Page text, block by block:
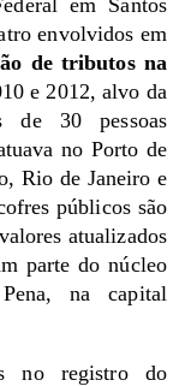
em Santos
envolvidos em
de tributos na
e 2012, alvo da
de 30 pessoas
no Porto de
Rio de Janeiro e
públicos são
atualizados
parte do núcleo
na capital
no registro do